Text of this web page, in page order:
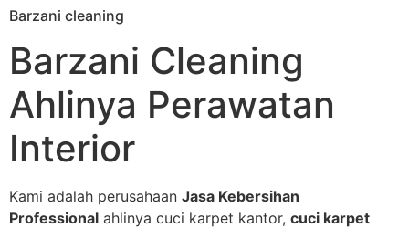
Skip
content
Barzani cleaning
Barzani Cleaning
Ahlinya Perawatan
Interior
Kami adalah perusahaan Jasa Kebersihan
Professional ahlinya cuci karpet kantor, cuci karpet